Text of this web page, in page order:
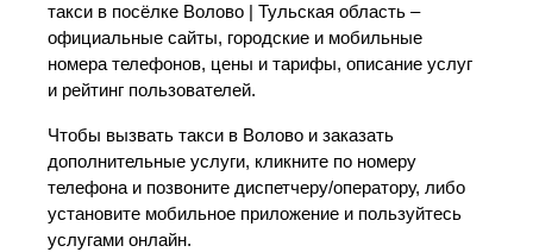
такси в посёлке Волово | Тульская область –
официальные сайты, городские и мобильные
номера телефонов, цены и тарифы, описание услуг
и рейтинг пользователей.
Чтобы вызвать такси в Волово и заказать
дополнительные услуги, кликните по номеру
телефона и позвоните диспетчеру/оператору, либо
установите мобильное приложение и пользуйтесь
услугами онлайн.